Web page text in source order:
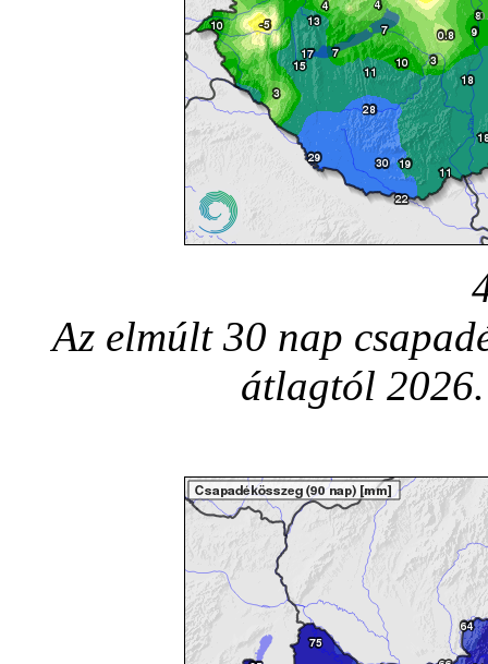
Az elmúlt 30 nap
átlagtól